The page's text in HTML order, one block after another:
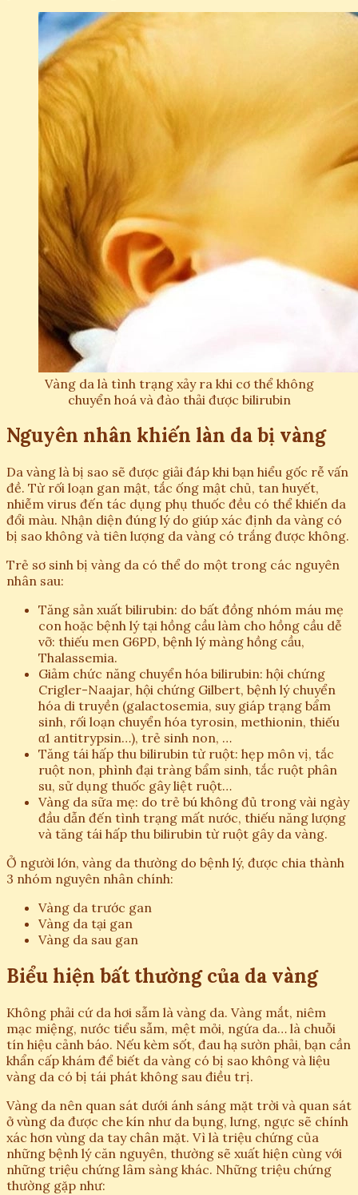
Vàng da là tình trạng xảy ra khi cơ thể không
chuyển hoá và đào thải được bilirubin
Nguyên nhân khiến làn da bị vàng
Da vàng là bị sao sẽ được giải đáp khi bạn hiểu gốc rễ vấn
đề. Từ rối loạn gan mật, tắc ống mật chủ, tan huyết,
nhiễm virus đến tác dụng phụ thuốc đều có thể khiến da
đổi màu. Nhận diện đúng lý do giúp xác định da vàng có
bị sao không và tiên lượng da vàng có trắng được không.
Trẻ sơ sinh bị vàng da có thể do một trong các nguyên
nhân sau:
Tăng sản xuất bilirubin: do bất đồng nhóm máu mẹ
con hoặc bệnh lý tại hồng cầu làm cho hồng cầu dễ
vỡ: thiếu men G6PD, bệnh lý màng hồng cầu,
Thalassemia.
Giảm chức năng chuyển hóa bilirubin: hội chứng
Crigler-Naajar, hội chứng Gilbert, bệnh lý chuyển
hóa di truyền (galactosemia, suy giáp trạng bẩm
sinh, rối loạn chuyển hóa tyrosin, methionin, thiếu
α1 antitrypsin…), trẻ sinh non, …
Tăng tái hấp thu bilirubin từ ruột: hẹp môn vị, tắc
ruột non, phình đại tràng bẩm sinh, tắc ruột phân
su, sử dụng thuốc gây liệt ruột…
Vàng da sữa mẹ: do trẻ bú không đủ trong vài ngày
đầu dẫn đến tình trạng mất nước, thiếu năng lượng
và tăng tái hấp thu bilirubin từ ruột gây da vàng.
Ở người lớn, vàng da thường do bệnh lý, được chia thành
3 nhóm nguyên nhân chính:
Vàng da trước gan
Vàng da tại gan
Vàng da sau gan
Biểu hiện bất thường của da vàng
Không phải cứ da hơi sẫm là vàng da. Vàng mắt, niêm
mạc miệng, nước tiểu sẫm, mệt mỏi, ngứa da… là chuỗi
tín hiệu cảnh báo. Nếu kèm sốt, đau hạ sườn phải, bạn cần
khẩn cấp khám để biết da vàng có bị sao không và liệu
vàng da có bị tái phát không sau điều trị.
Vàng da nên quan sát dưới ánh sáng mặt trời và quan sát
ở vùng da được che kín như da bụng, lưng, ngực sẽ chính
xác hơn vùng da tay chân mặt. Vì là triệu chứng của
những bệnh lý căn nguyên, thường sẽ xuất hiện cùng với
những triệu chứng lâm sàng khác. Những triệu chứng
thường gặp như: